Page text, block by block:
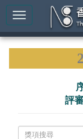
評